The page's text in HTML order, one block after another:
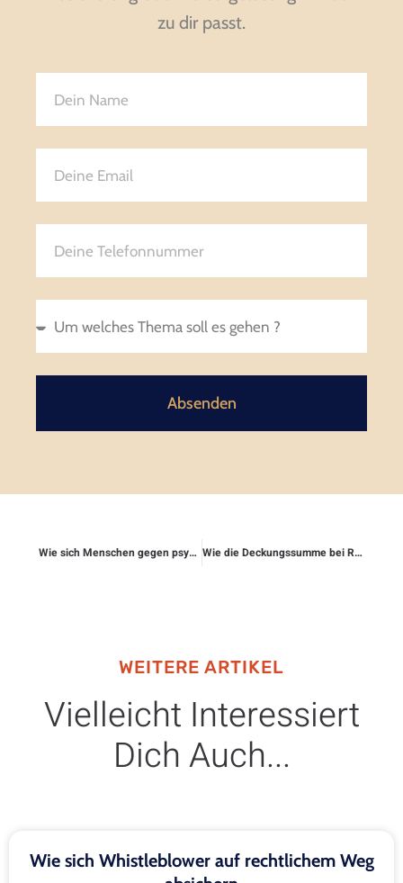
zu dir passt.
Absenden
Wie sich Menschen gegen psychische Gewalt rechtlich schützen Wie die Deckungssumme bei Rechtsschutzversicherungen geregelt ist
WEITERE ARTIKEL
Vielleicht Interessiert
Dich Auch...
Wie sich Whistleblower auf rechtlichem Weg